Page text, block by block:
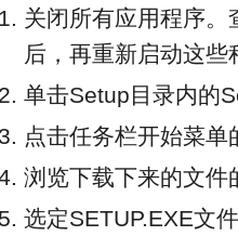
关闭所有应用程序
后，再重新启动这些
单击Setup目录内的
点击任务栏开始菜单
浏览下载下来的文件
选定SETUP.EXE文